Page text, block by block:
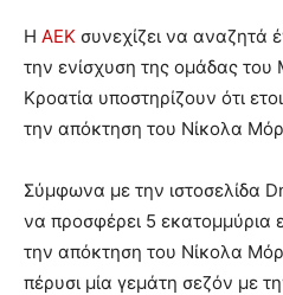
Η ΑΕΚ συνεχίζει να αναζητά
την ενίσχυση της ομάδας του
Κροατία υποστηρίζουν ότι
την απόκτηση του Νίκολα
Σύμφωνα με την ιστοσελίδα
να προσφέρει 5 εκατομμύρια
την απόκτηση του Νίκολα
πέρυσι μία γεμάτη σεζόν με